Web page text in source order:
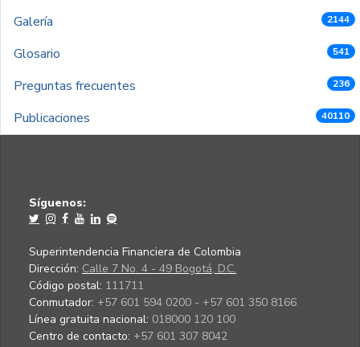
Galería 2144
Glosario 541
Preguntas frecuentes 236
Publicaciones 40110
Síguenos:
Superintendencia Financiera de Colombia
Dirección: Calle 7 No. 4 - 49 Bogotá, D.C.
Código postal: 111711
Conmutador: +57 601 594 0200 - +57 601 350 8166
Línea gratuita nacional: 018000 120 100
Centro de contacto: +57 601 307 8042